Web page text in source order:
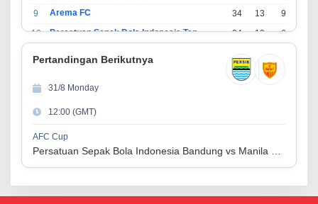
9
Arema FC 34 13 9
10
Persatuan Sepak Bola Indonesia Tangerang 34 13 6
34 11
13
14
Madura United FC
15
Persatuan Sepakbola Makassar
16
Persis Solo 34 8 10
Pertandingan Berikutnya
31/8 Monday
12:00 (GMT)
AFC Cup
Persatuan Sepak Bola Indonesia Bandung vs Manila Digger FC